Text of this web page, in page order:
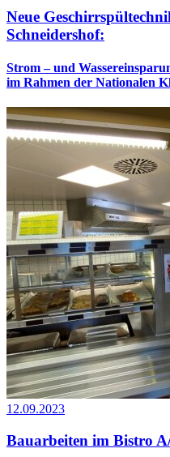
Neue
Schneidershof:
Strom – und
im Rahmen der Nationalen
12.09.2023
Bauarbeiten im Bistro